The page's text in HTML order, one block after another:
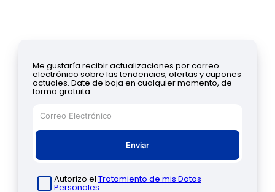
Me gustaría recibir actualizaciones por correo
electrónico sobre las tendencias, ofertas y cupones
actuales. Date de baja en cualquier momento, de
forma gratuita.
Enviar
Autorizo el Tratamiento de mis Datos
Personales..